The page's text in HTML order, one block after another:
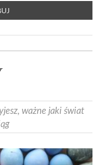
ważne jaki świat